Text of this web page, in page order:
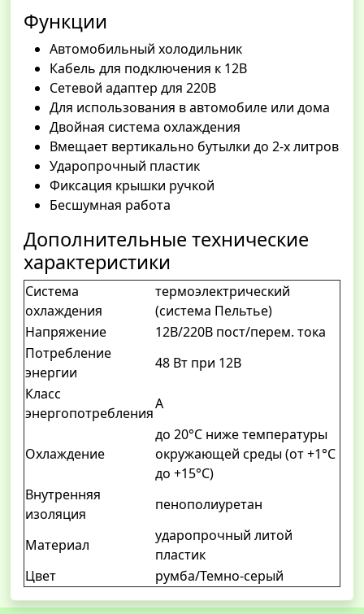
Функции
Автомобильный холодильник
Кабель для подключения к 12В
Сетевой адаптер для 220В
Для использования в автомобиле или дома
Двойная система охлаждения
Вмещает вертикально бутылки до 2-х литров
Ударопрочный пластик
Фиксация крышки ручкой
Бесшумная работа
Дополнительные технические
характеристики
Система
охлаждения
термоэлектрический
(система Пельтье)
Напряжение
12В/220В пост/перем. тока
Потребление
энергии
48 Вт при 12В
Класс
энергопотребления
А
Охлаждение
до 20°С ниже температуры
окружающей среды (от +1°С
до +15°С)
Внутренняя
изоляция
пенополиуретан
Материал
ударопрочный литой
пластик
Цвет
румба/Темно-серый